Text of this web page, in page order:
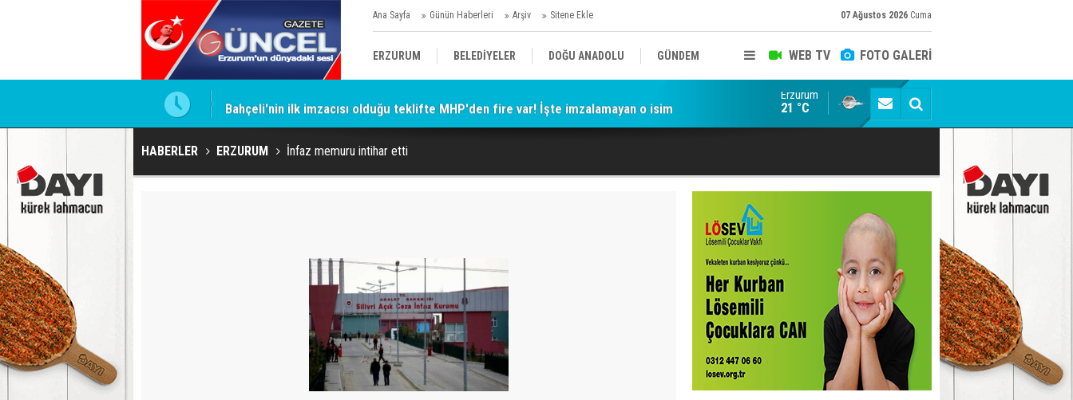
Ana Sayfa Günün Haberleri Arşiv Sitene Ekle 07 Ağustos 2026 Cuma
WEB TV FOTO GALERİ
ERZURUM BELEDİYELER DOĞU ANADOLU GÜNDEM
SİYASET AFAD/ SAVAŞ SPOR
KÜLTÜR/SANAT//MAĞAZİN
Bahçeli'nin ilk imzacısı olduğu teklifte MHP'den fire var! İşte imzalamayan o isim Siyaset-Sermaye Çizgisinde Haklılığın Resmi:
Erzurum
21 °C
HABERLER ERZURUM İnfaz memuru intihar etti